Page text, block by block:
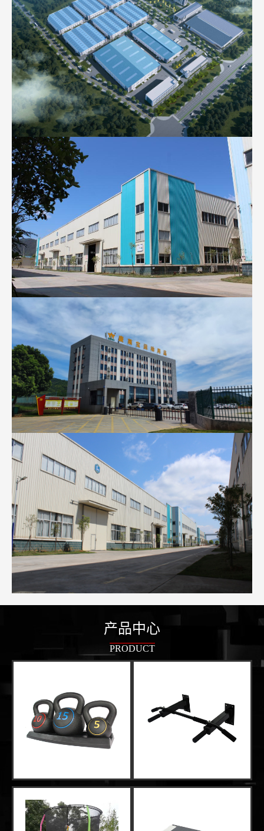
产品中心
PRODUCT